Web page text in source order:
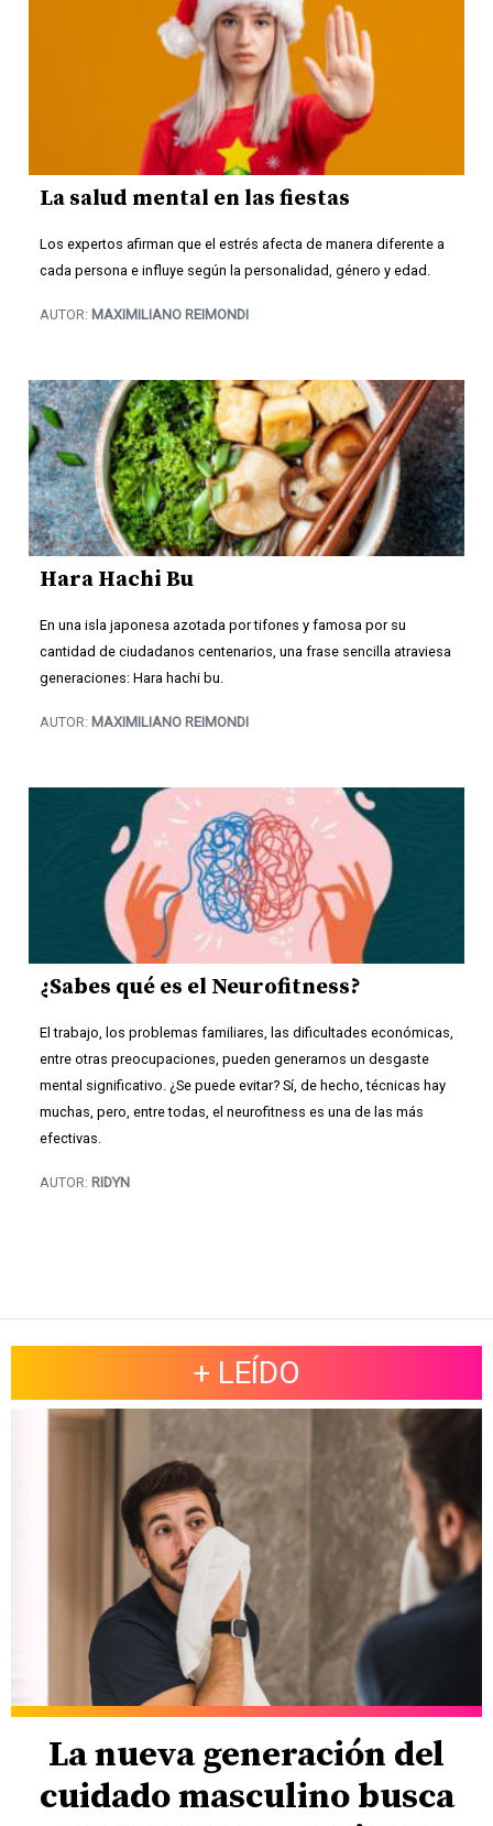
La salud mental en las fiestas
Los expertos afirman que el estrés afecta de manera diferente a
cada persona e influye según la personalidad, género y edad.
AUTOR: MAXIMILIANO REIMONDI
Hara Hachi Bu
En una isla japonesa azotada por tifones y famosa por su
cantidad de ciudadanos centenarios, una frase sencilla atraviesa
generaciones: Hara hachi bu.
AUTOR: MAXIMILIANO REIMONDI
¿Sabes qué es el Neurofitness?
El trabajo, los problemas familiares, las dificultades económicas,
entre otras preocupaciones, pueden generarnos un desgaste
mental significativo. ¿Se puede evitar? Sí, de hecho, técnicas hay
muchas, pero, entre todas, el neurofitness es una de las más
efectivas.
AUTOR: RIDYN
+ LEÍDO
La nueva generación del
cuidado masculino busca